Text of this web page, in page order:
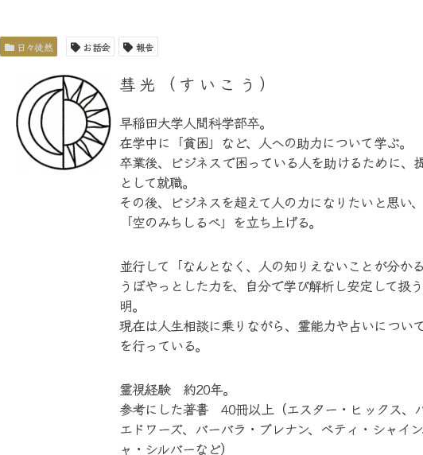
日々徒然 お話会 報告
彗光（すいこう）
早稲田大学人間科学部卒。
在学中に「貧困」など、人への助力について学ぶ。
卒業後、ビジネスで困っている人を助けるために、
として就職。
その後、ビジネスを超えて人の力になりたいと思い、
「空のみちしるべ」を立ち上げる。
並行して「なんとなく、人の知りえないことが分か
うぼやっとした力を、自分で学び解析し安定して扱
明。
現在は人生相談に乗りながら、霊能力や占いについ
を行っている。
霊視経験 約20年。
参考にした著書 40冊以上（エスター・ヒックス、
エドワーズ、バーバラ・ブレナン、ベティ・シャイ
ャ・シルバーなど）